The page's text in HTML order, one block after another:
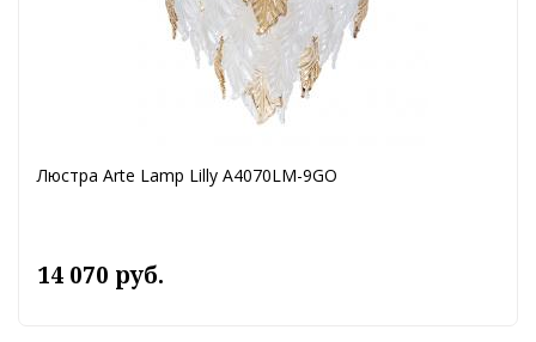
Люстра Arte Lamp Lilly A4070LM-9GO
14 070 руб.